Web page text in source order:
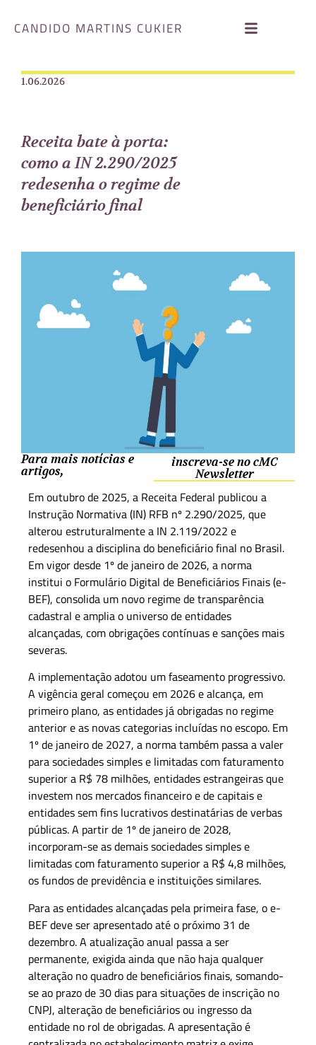
CANDIDO MARTINS CUKIER
1.06.2026
Receita bate à porta:
como a IN 2.290/2025
redesenha o regime de
beneficiário final
Para mais notícias e
artigos,
inscreva-se no cMC
Newsletter
Em outubro de 2025, a Receita Federal publicou a
Instrução Normativa (IN) RFB nº 2.290/2025, que
alterou estruturalmente a IN 2.119/2022 e
redesenhou a disciplina do beneficiário final no Brasil.
Em vigor desde 1º de janeiro de 2026, a norma
institui o Formulário Digital de Beneficiários Finais (e-
BEF), consolida um novo regime de transparência
cadastral e amplia o universo de entidades
alcançadas, com obrigações contínuas e sanções mais
severas.
A implementação adotou um faseamento progressivo.
A vigência geral começou em 2026 e alcança, em
primeiro plano, as entidades já obrigadas no regime
anterior e as novas categorias incluídas no escopo. Em
1º de janeiro de 2027, a norma também passa a valer
para sociedades simples e limitadas com faturamento
superior a R$ 78 milhões, entidades estrangeiras que
investem nos mercados financeiro e de capitais e
entidades sem fins lucrativos destinatárias de verbas
públicas. A partir de 1º de janeiro de 2028,
incorporam-se as demais sociedades simples e
limitadas com faturamento superior a R$ 4,8 milhões,
os fundos de previdência e instituições similares.
Para as entidades alcançadas pela primeira fase, o e-
BEF deve ser apresentado até o próximo 31 de
dezembro. A atualização anual passa a ser
permanente, exigida ainda que não haja qualquer
alteração no quadro de beneficiários finais, somando-
se ao prazo de 30 dias para situações de inscrição no
CNPJ, alteração de beneficiários ou ingresso da
entidade no rol de obrigadas. A apresentação é